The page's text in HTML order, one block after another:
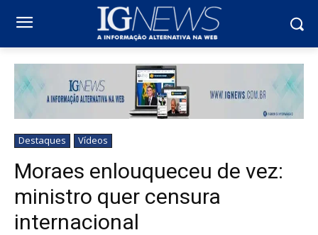
Destaques Vídeos
Moraes enlouqueceu de vez:
ministro quer censura
internacional